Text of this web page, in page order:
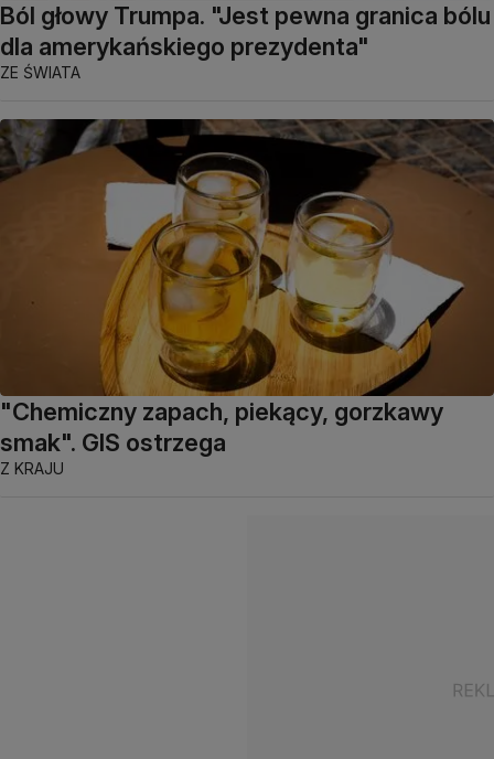
Ból głowy Trumpa. "Jest pewna granica bólu
dla amerykańskiego prezydenta"
ZE ŚWIATA
"Chemiczny zapach, piekący, gorzkawy
smak". GIS ostrzega
Z KRAJU